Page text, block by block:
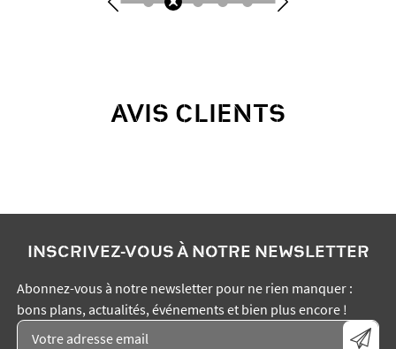
AVIS CLIENTS
INSCRIVEZ-VOUS À NOTRE NEWSLETTER
Abonnez-vous à notre newsletter pour ne rien manquer :
bons plans, actualités, événements et bien plus encore !